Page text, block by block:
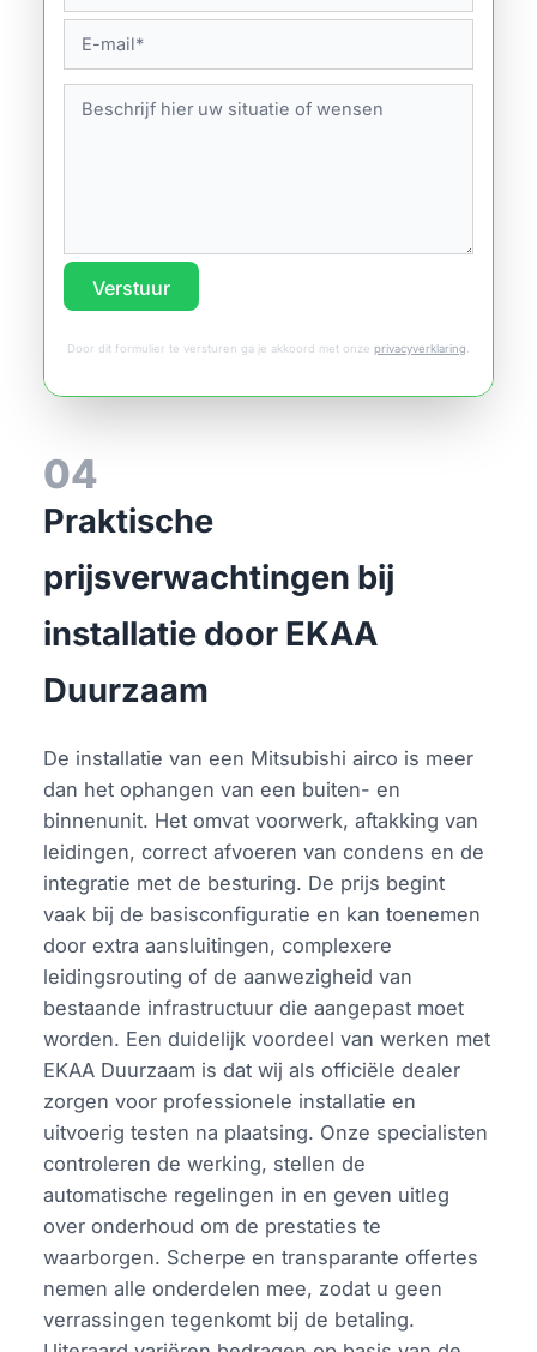
Verstuur
Door dit formulier te versturen ga je akkoord met onze privacyverklaring
04
Praktische
prijsverwachtingen bij
installatie door EKAA
Duurzaam
De installatie van een Mitsubishi airco is meer
dan het ophangen van een buiten- en
binnenunit. Het omvat voorwerk, aftakking van
leidingen, correct afvoeren van condens en de
integratie met de besturing. De prijs begint
vaak bij de basisconfiguratie en kan toenemen
door extra aansluitingen, complexere
leidingsrouting of de aanwezigheid van
bestaande infrastructuur die aangepast moet
worden. Een duidelijk voordeel van werken met
EKAA Duurzaam is dat wij als officiële dealer
zorgen voor professionele installatie en
uitvoerig testen na plaatsing. Onze specialisten
controleren de werking, stellen de
automatische regelingen in en geven uitleg
over onderhoud om de prestaties te
waarborgen. Scherpe en transparante offertes
nemen alle onderdelen mee, zodat u geen
verrassingen tegenkomt bij de betaling.